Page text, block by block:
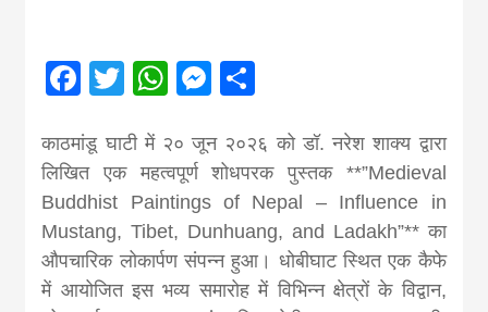
from
Facebook
TwitterWhatsApp
Messenger
काठमांडू घाटी में २० जून २०२६ को डॉ. नरेश शाक्य द्वारा
लिखित एक महत्वपूर्ण शोधपरक पुस्तक **”Medieval
Buddhist Paintings of Nepal – Influence in
Mustang, Tibet, Dunhuang, and Ladakh”** का
औपचारिक लोकार्पण संपन्न हुआ। धोबीघाट स्थित एक कैफे
में आयोजित इस भव्य समारोह में विभिन्न क्षेत्रों के विद्वान,